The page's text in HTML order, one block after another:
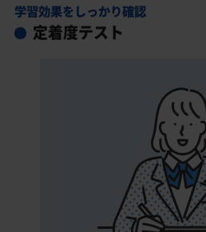
学習効果をしっかり確認
定着度テスト